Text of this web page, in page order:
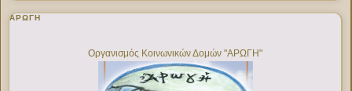
ΑΡΩΓΗ
Οργανισμός Κοινωνικών Δομών "ΑΡΩΓΗ"